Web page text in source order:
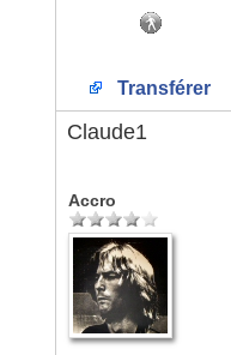
Transférer
Claude1
Accro